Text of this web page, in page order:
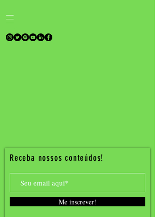
Receba nossos conteúdos!
Me inscrever!